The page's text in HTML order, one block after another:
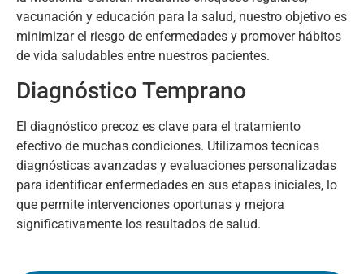
vacunación y educación para la salud, nuestro objetivo es
minimizar el riesgo de enfermedades y promover hábitos
de vida saludables entre nuestros pacientes.
Diagnóstico Temprano
El diagnóstico precoz es clave para el tratamiento
efectivo de muchas condiciones. Utilizamos técnicas
diagnósticas avanzadas y evaluaciones personalizadas
para identificar enfermedades en sus etapas iniciales, lo
que permite intervenciones oportunas y mejora
significativamente los resultados de salud.